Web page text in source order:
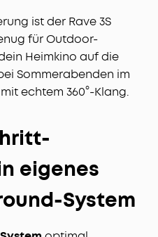
ist der Rave 3S
für Outdoor-
Heimkino auf die
Sommerabenden im
echtem 360°-Klang.
eigenes
System